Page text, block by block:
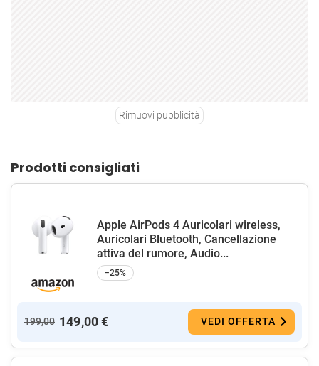
Rimuovi pubblicità
Prodotti consigliati
Apple AirPods 4 Auricolari wireless,
Auricolari Bluetooth, Cancellazione
attiva del rumore, Audio...
−25%
199,00 149,00 € VEDI OFFERTA